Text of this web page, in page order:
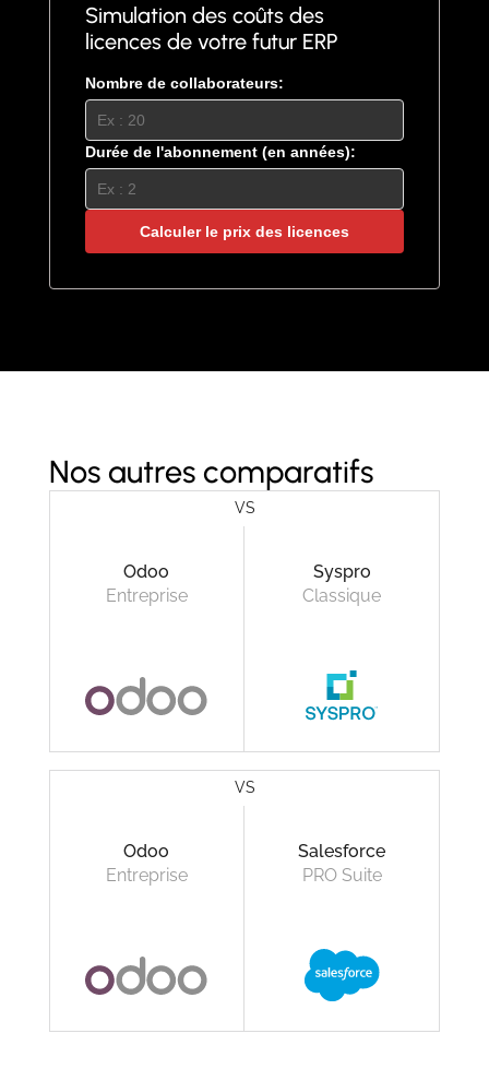
Simulation des coûts des
licences de votre futur ERP
Nombre de collaborateurs:
Durée de l'abonnement (en années):
Calculer le prix des licences
Nos autres comparatifs
Odoo
Entreprise
Syspro
Classique
VS
Odoo
Entreprise
Salesforce
PRO Suite
VS